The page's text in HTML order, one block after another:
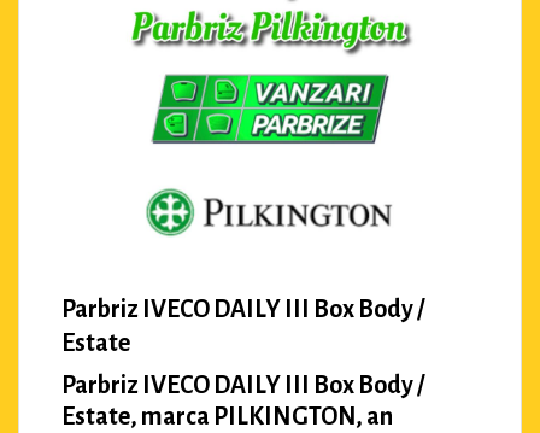
Parbriz IVECO DAILY III Box Body /
Estate
Parbriz IVECO DAILY III Box Body /
Estate, marca PILKINGTON, an